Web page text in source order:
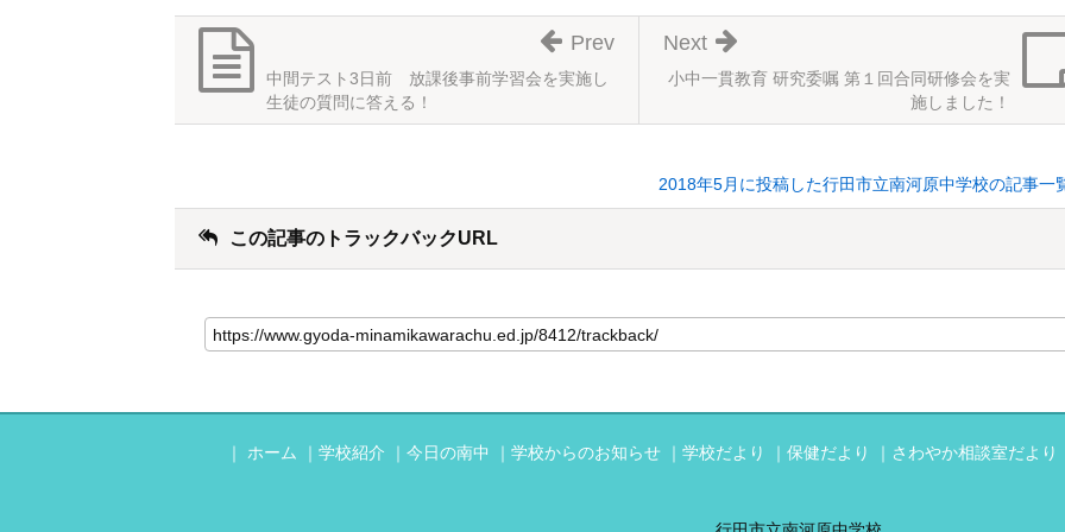
小中一貫教育 研究委嘱 第１回合同研修会を実
施しました！
Next
中間テスト3日前 放課後事前学習会を実施し
生徒の質問に答える！
Prev
2018年5月に投稿した行田市立南河原中学校の記事一
この記事のトラックバックURL
ホーム 学校紹介 今日の南中 学校からのお知らせ 学校だより 保健だより さわやか相談室だより